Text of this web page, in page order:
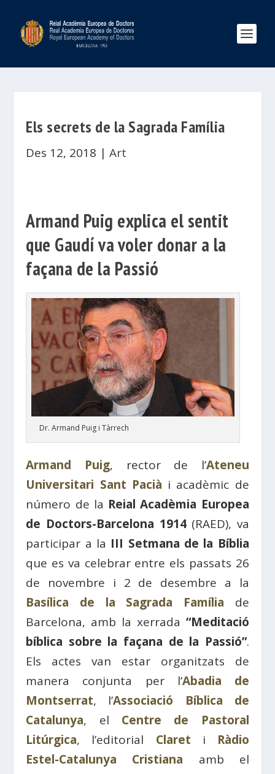
Els secrets de la Sagrada Família
Des 12, 2018 |Art
Armand Puig explica el sentit
que Gaudí va voler donar a la
façana de la Passió
Dr. Armand Puig i Tàrrech
Armand Puig, rector de l’Ateneu
Universitari Sant Pacià i acadèmic de
número de la Reial Acadèmia Europea
de Doctors-Barcelona 1914(RAED), va
participar a la III Setmana de la Bíblia
que es va celebrar entre els passats 26
de novembre i 2 de desembre a la
Basílica de la Sagrada Família de
Barcelona, ​​amb la xerrada “Meditació
bíblica sobre la façana de la Passió”.
Els actes van estar organitzats de
manera conjunta per l’Abadia de
Montserrat, l’Associació Bíblica de
Catalunya, el Centre de Pastoral
Litúrgica, l’editorial Claret i Ràdio
Estel-Catalunya Cristiana amb el